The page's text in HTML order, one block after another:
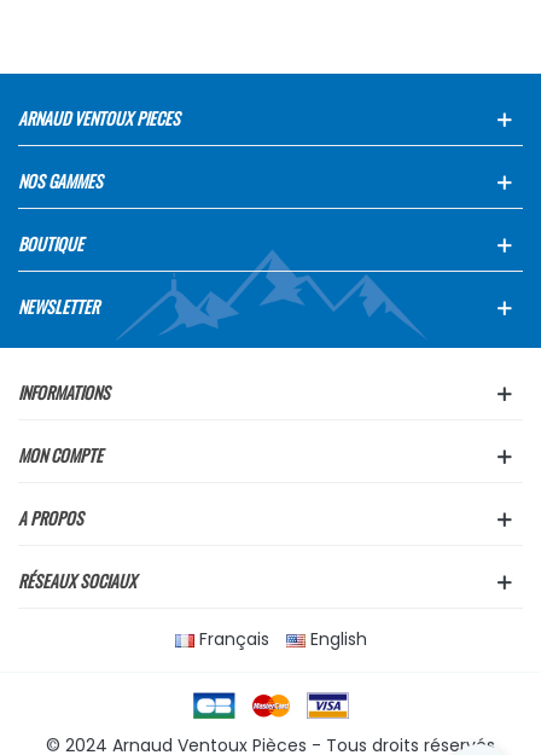
ARNAUD VENTOUX PIECES
NOS GAMMES
BOUTIQUE
NEWSLETTER
INFORMATIONS
MON COMPTE
A PROPOS
RÉSEAUX SOCIAUX
Français English
© 2024 Arnaud Ventoux Pièces - Tous droits réservés